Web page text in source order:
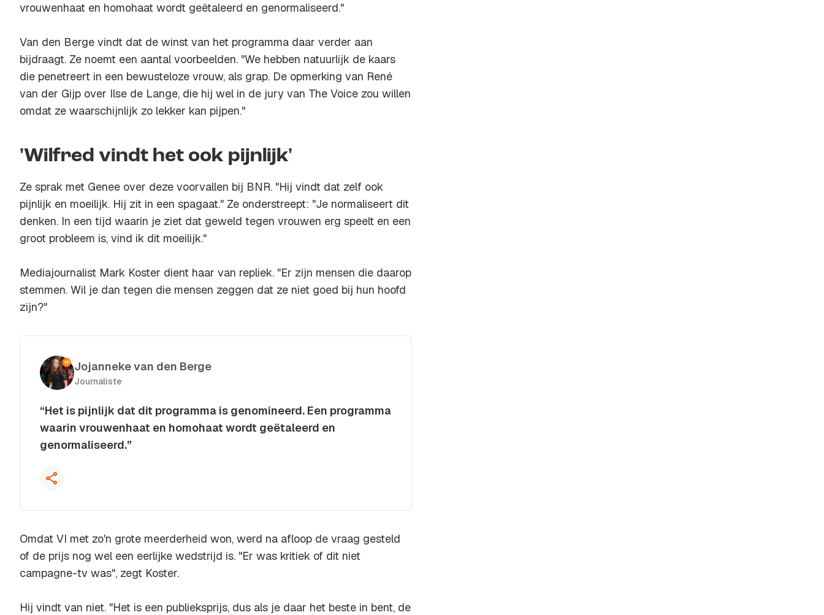
vrouwenhaat en homohaat wordt geëtaleerd en genormaliseerd."
Van den Berge vindt dat de winst van het programma daar verder aan
bijdraagt. Ze noemt een aantal voorbeelden. "We hebben natuurlijk de kaars
die penetreert in een bewusteloze vrouw, als grap. De opmerking van René
van der Gijp over Ilse de Lange, die hij wel in de jury van The Voice zou willen
omdat ze waarschijnlijk zo lekker kan pijpen."
'Wilfred vindt het ook pijnlijk'
Ze sprak met Genee over deze voorvallen bij BNR. "Hij vindt dat zelf ook
pijnlijk en moeilijk. Hij zit in een spagaat." Ze onderstreept: "Je normaliseert dit
denken. In een tijd waarin je ziet dat geweld tegen vrouwen erg speelt en een
groot probleem is, vind ik dit moeilijk."
Mediajournalist Mark Koster dient haar van repliek. "Er zijn mensen die daarop
stemmen. Wil je dan tegen die mensen zeggen dat ze niet goed bij hun hoofd
zijn?"
Jojanneke van den Berge
Journaliste
“Het is pijnlijk dat dit programma is genomineerd. Een programma
waarin vrouwenhaat en homohaat wordt geëtaleerd en
genormaliseerd.”
Kopieer quote
Omdat VI met zo'n grote meerderheid won, werd na afloop de vraag gesteld
of de prijs nog wel een eerlijke wedstrijd is. "Er was kritiek of dit niet
campagne-tv was", zegt Koster.
Hij vindt van niet. "Het is een publieksprijs, dus als je daar het beste in bent, de